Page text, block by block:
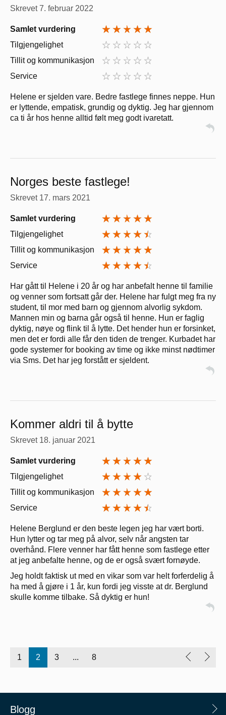
Skrevet7. februar 2022
Samlet vurdering
Tilgjengelighet
Tillit og kommunikasjon
Service
Helene er sjelden vare. Bedre fastlege finnes neppe. Hun
er lyttende, empatisk, grundig og dyktig. Jeg har gjennom
ca ti år hos henne alltid følt meg godt ivaretatt.
Norges beste fastlege!
Skrevet 17. mars 2021
Samlet vurdering
Tilgjengelighet
Tillit og kommunikasjon
Service
Har gått til Helene i 20 år og har anbefalt henne til familie
og venner som fortsatt går der. Helene har fulgt meg fra ny
student, til mor med barn og gjennom alvorlig sykdom.
Mannen min og barna går også til henne. Hun er faglig
dyktig, nøye og flink til å lytte. Det hender hun er forsinket,
men det er fordi alle får den tiden de trenger. Kurbadet har
gode systemer for booking av time og ikke minst nødtimer
via Sms. Det har jeg forstått er sjeldent.
Kommer aldri til å bytte
Skrevet 18. januar 2021
Samlet vurdering
Tilgjengelighet
Tillit og kommunikasjon
Service
Helene Berglund er den beste legen jeg har vært borti.
Hun lytter og tar meg på alvor, selv når angsten tar
overhånd. Flere venner har fått henne som fastlege etter
at jeg anbefalte henne, og de er også svært fornøyde.
Jeg holdt faktisk ut med en vikar som var helt forferdelig å
ha med å gjøre i 1 år, kun fordi jeg visste at dr. Berglund
skulle komme tilbake. Så dyktig er hun!
1 2 3 ... 8
Blogg